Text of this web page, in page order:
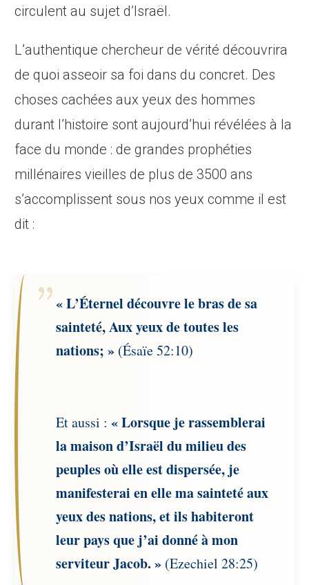
circulent au sujet d’Israël.
L’authentique chercheur de vérité découvrira
de quoi asseoir sa foi dans du concret. Des
choses cachées aux yeux des hommes
durant l’histoire sont aujourd’hui révélées à la
face du monde : de grandes prophéties
millénaires vieilles de plus de 3500 ans
s’accomplissent sous nos yeux comme il est
dit :
« L’Éternel découvre le bras de sa
sainteté, Aux yeux de toutes les
nations; » (Ésaïe 52:10)
Et aussi :« Lorsque je rassemblerai
la maison d’Israël du milieu des
peuples où elle est dispersée, je
manifesterai en elle ma sainteté aux
yeux des nations, et ils habiteront
leur pays que j’ai donné à mon
serviteur Jacob. » (Ezechiel 28:25)